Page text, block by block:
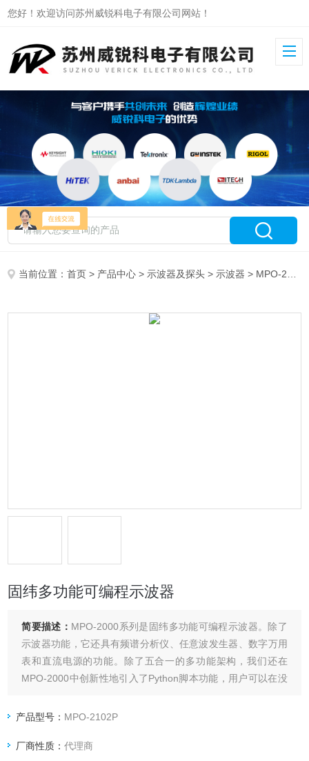
您好！欢迎访问苏州威锐科电子有限公司网站！
当前位置：首页 > 产品中心 > 示波器及探头 > 示波器 > MPO-2102P固纬多功能可编程示波器
固纬多功能可编程示波器
简要描述： MPO-2000系列是固纬多功能可编程示波器。除了
示波器功能，它还具有频谱分析仪、任意波发生器、数字万用
表和直流电源的功能。除了五合一的多功能架构，我们还在
MPO-2000中创新性地引入了Python脚本功能，用户可以在没
测试系统。
产品型号： MPO-2102P
厂商性质：代理商